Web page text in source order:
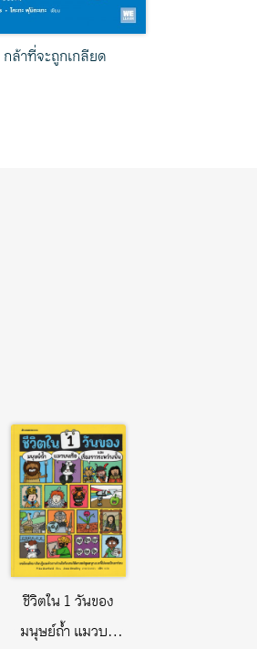
ข้อมูลบุหรี่และสุขภา...
ชีวิตใน 1 วันของ
มนุษย์ถ้ำ แมวบน